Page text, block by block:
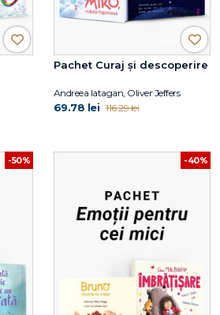
Pachet Curaj și descoperire
Andreea Iatagan, Oliver Jeffers
69.78 lei 116.29 lei
-50% -40%